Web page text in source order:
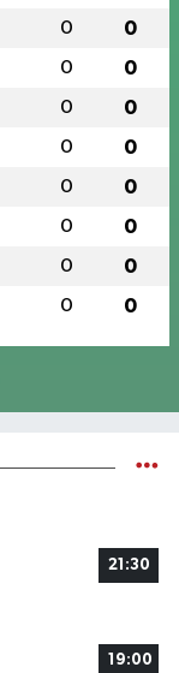
0 0
0 0
0 0
0 0
0 0
0 0
0 0
0 0
21:30
19:00